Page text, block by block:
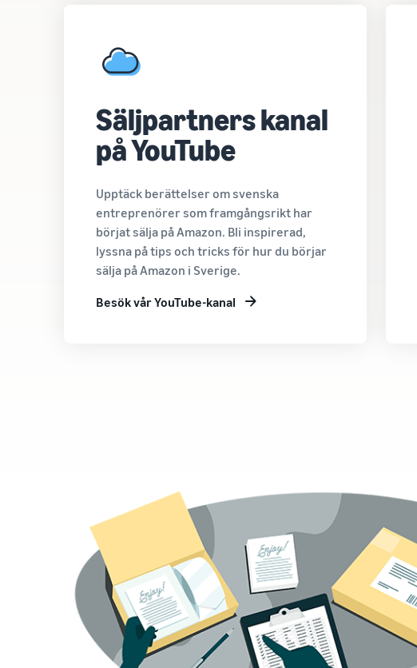
Säljpartners kanal
på YouTube
Upptäck berättelser om svenska
entreprenörer som framgångsrikt har
börjat sälja på Amazon. Bli inspirerad,
lyssna på tips och tricks för hur du börjar
sälja på Amazon i Sverige.
Besök vår YouTube-kanal